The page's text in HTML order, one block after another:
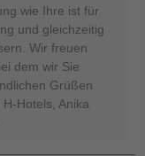
wie Ihre ist für
und gleichzeitig
Wir freuen
dem wir Sie
Grüßen
Hotels, Anika